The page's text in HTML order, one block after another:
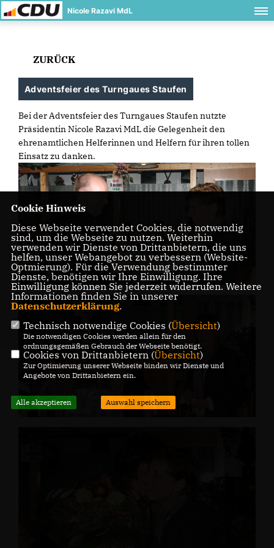
Nicole Razavi MdL
ZURÜCK
Adventsfeier des Turngaues Staufen
Bei der Adventsfeier des Turngaues Staufen nutzte
Präsidentin Nicole Razavi MdL die Gelegenheit den
ehrenamtlichen Helferinnen und Helfern für ihren tollen
Einsatz zu danken.
Cookie Hinweis
Diese Webseite verwendet Cookies, die notwendig
sind, um die Webseite zu nutzen. Weiterhin
verwenden wir Dienste von Drittanbietern, die uns
helfen, unser Webangebot zu verbessern (Website-
Optmierung). Für die Verwendung bestimmter
Dienste, benötigen wir Ihre Einwilligung. Ihre
Einwilligung können Sie jederzeit widerrufen. Weitere
Informationen finden Sie in unserer
Datenschutzerklärung.
Technisch notwendige Cookies (Übersicht)
Die notwendigen Cookies werden allein für den
ordnungsgemäßen Gebrauch der Webseite benötigt.
Cookies von Drittanbietern (Übersicht)
Zur Optimierung unserer Webseite binden wir Dienste und
Angebote von Drittanbietern ein.
Alle akzeptieren Auswahl speichern